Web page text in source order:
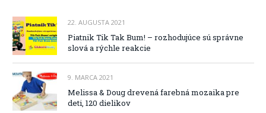
22. AUGUSTA 2021
Piatnik Tik Tak Bum! – rozhodujúce sú správne
slová a rýchle reakcie
9. MARCA 2021
Melissa & Doug drevená farebná mozaika pre
deti, 120 dielikov